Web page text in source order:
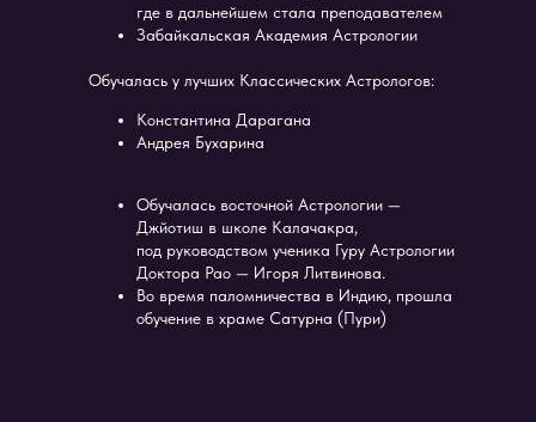
где в дальнейшем стала преподавателем
Забайкальская Академия Астрологии
Обучалась у лучших Классических Астрологов:
Константина Дарагана
Андрея Бухарина
Обучалась восточной Астрологии —
Джйотиш в школе Калачакра,
под руководством ученика Гуру Астрологии
Доктора Рао — Игоря Литвинова.
Во время паломничества в Индию, прошла
обучение в храме Сатурна (Пури)